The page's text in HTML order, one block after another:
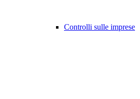
Controlli sulle imprese